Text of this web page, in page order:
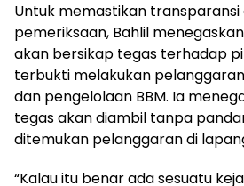
Untuk memastikan
pemeriksaan, Bahlil
akan bersikap tegas terhadap
terbukti melakukan
dan pengelolaan BBM. Ia
tegas akan diambil tanpa
ditemukan pelanggaran di
“Kalau itu benar ada sesuatu